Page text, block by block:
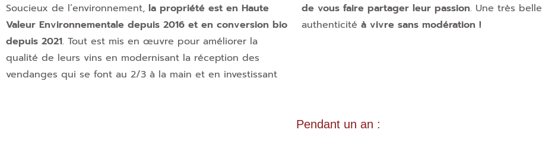
Soucieux de l’environnement, la propriété est en Haute
Valeur Environnementale depuis 2016 et en conversion bio
depuis 2021. Tout est mis en œuvre pour améliorer la
qualité de leurs vins en modernisant la réception des
vendanges qui se font au 2/3 à la main et en investissant
de vous faire partager leur passion. Une très belle
authenticité à vivre sans modération !
Pendant un an :